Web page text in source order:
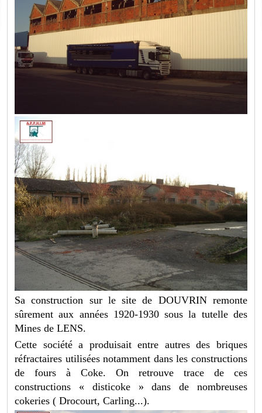
Sa construction sur le site de DOUVRIN remonte
sûrement aux années 1920-1930 sous la tutelle des
Mines de LENS.
Cette société a produisait entre autres des briques
réfractaires utilisées notamment dans les constructions
de fours à Coke. On retrouve trace de ces
constructions « disticoke » dans de nombreuses
cokeries ( Drocourt, Carling...).